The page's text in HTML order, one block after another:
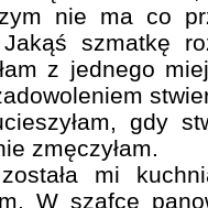
nie ma co
szmatkę
z jednego
gdy
zmęczyłam.
mi
W szafce